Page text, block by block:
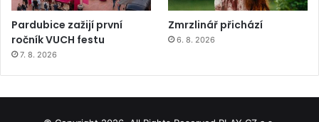
Pardubice zažijí první
ročník VUCH festu
7. 8. 2026
Zmrzlinář přichází
6. 8. 2026